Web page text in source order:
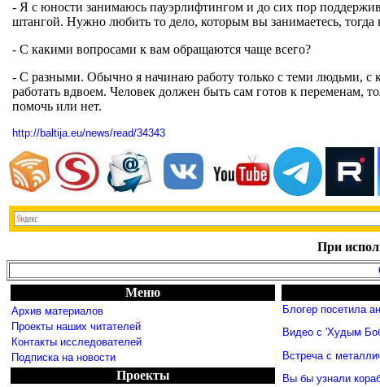
- Я с юности занимаюсь пауэрлифтингом и до сих пор
штангой. Нужно любить то дело, которым вы занимаетесь,
- С какими вопросами к вам обращаются чаще всего?
- С разными. Обычно я начинаю работу только с теми людьми, с
работать вдвоем. Человек должен быть сам готов к переменам,
помочь или нет.
http://baltija.eu/news/read/34343
При
Меню
Архив материалов
Проекты наших читателей
Контакты исследователей
Подписка на новости
Проекты
Блогер посетила
Видео с 'Худым
Встреча с
Вы бы узнали